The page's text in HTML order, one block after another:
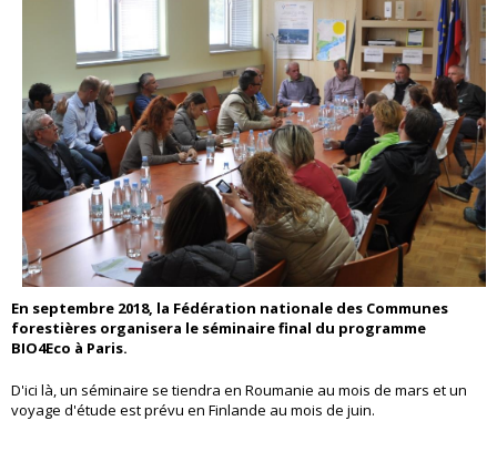
En septembre 2018, la Fédération nationale des Communes
forestières organisera le séminaire final du programme
BIO4Eco à Paris.
D'ici là, un séminaire se tiendra en Roumanie au mois de mars et un
voyage d'étude est prévu en Finlande au mois de juin.